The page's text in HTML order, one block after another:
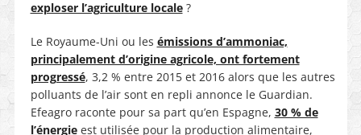
exploser l’agriculture locale?
Le Royaume-Uni ou les émissions d’ammoniac,
principalement d’origine agricole, ont fortement
progressé, 3,2 % entre 2015 et 2016 alors que les autres
polluants de l’air sont en repli annonce le Guardian.
Efeagro raconte pour sa part qu’en Espagne, 30 % de
l’énergieest utilisée pour la production alimentaire,